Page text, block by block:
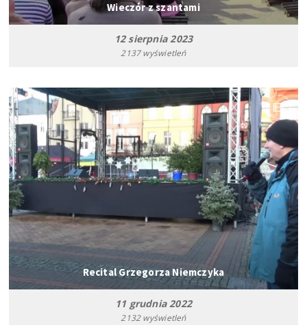
Wieczór z szantami
12 sierpnia 2023
2137 wyświetleń
Recital Grzegorza Niemczyka
11 grudnia 2022
2132 wyświetleń